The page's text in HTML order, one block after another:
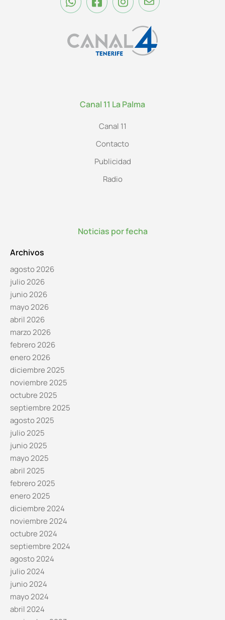
Canal 11 La Palma
Canal 11
Contacto
Publicidad
Radio
Noticias por fecha
Archivos
agosto 2026
julio 2026
junio 2026
mayo 2026
abril 2026
marzo 2026
febrero 2026
enero 2026
diciembre 2025
noviembre 2025
octubre 2025
septiembre 2025
agosto 2025
julio 2025
junio 2025
mayo 2025
abril 2025
febrero 2025
enero 2025
diciembre 2024
noviembre 2024
octubre 2024
septiembre 2024
agosto 2024
julio 2024
junio 2024
mayo 2024
abril 2024